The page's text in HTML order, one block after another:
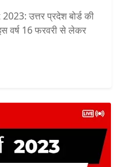
उत्तर प्रदेश बोर्ड की
वर्ष 16 फरवरी से लेकर